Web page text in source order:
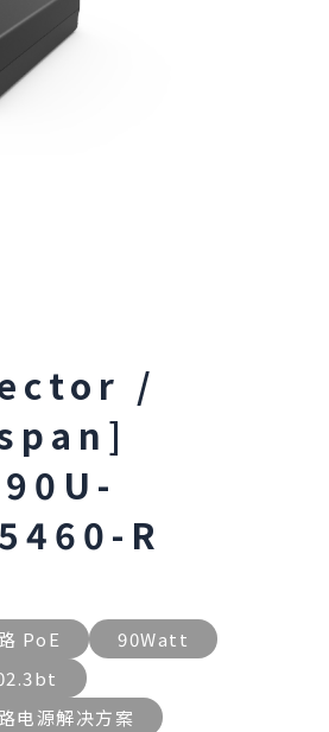
/
R
PoE
90Watt
电源解决方案